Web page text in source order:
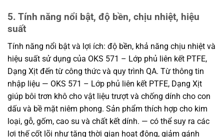
5. Tính năng nổi bật, độ bền, chịu nhiệt, hiệu
suất
Tính năng nổi bật và lợi ích: độ bền, khả năng chịu nhiệt và
hiệu suất sử dụng của OKS 571 – Lớp phủ liên kết PTFE,
Dạng Xịt đến từ công thức và quy trình QA. Từ thông tin
nhập liệu — OKS 571 – Lớp phủ liên kết PTFE, Dạng Xịt
giúp bôi trơn khô cho vật liệu trượt và chống dính cho con
dấu và bề mặt niêm phong. Sản phẩm thích hợp cho kim
loại, gỗ, gốm, cao su và chất kết dính. — có thể suy ra các
lợi thế cốt lõi như tăng thời gian hoạt động, giảm gánh